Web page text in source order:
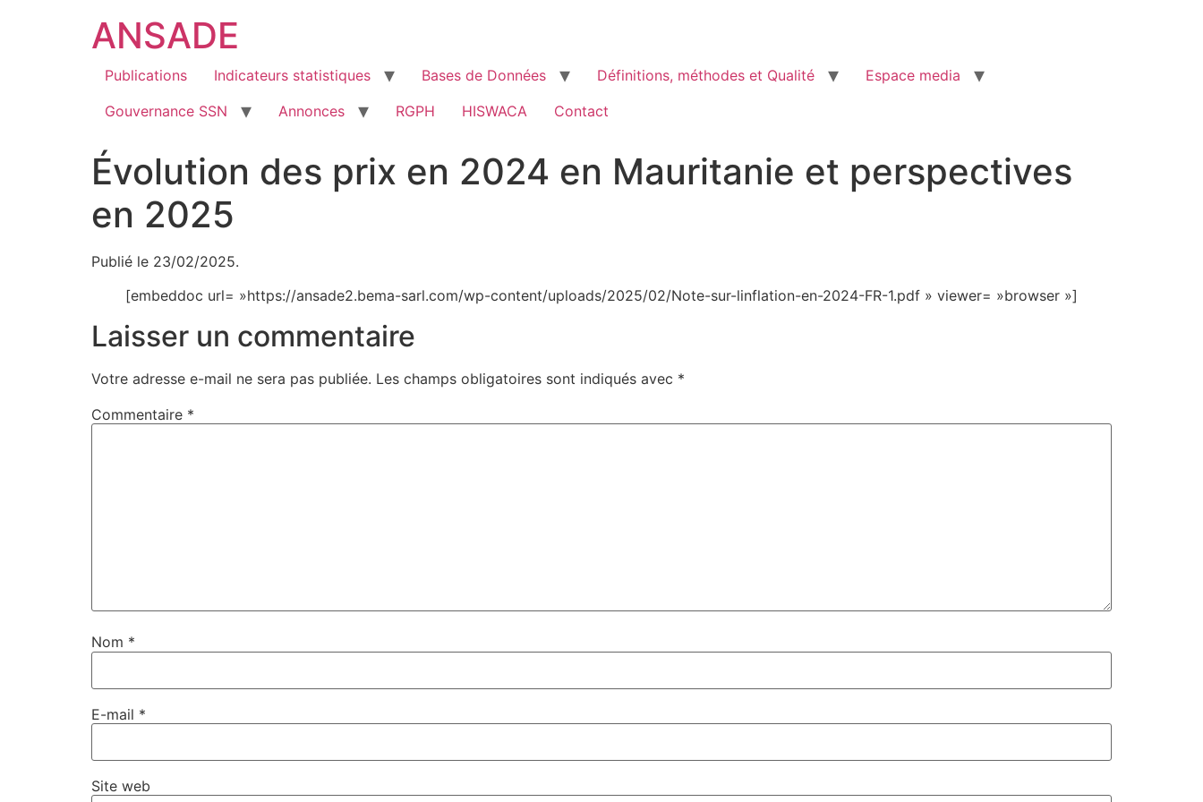
ANSADE
Publications Indicateurs statistiques Bases de Données Définitions, méthodes et Qualité
Espace media
Gouvernance SSN
Annonces RGPH HISWACA Contact
Évolution des prix en 2024 en Mauritanie et perspectives
en 2025
Publié le 23/02/2025.
[embeddoc url= »https://ansade2.bema-sarl.com/wp-content/uploads/2025/02/Note-sur-linflation-en-2024-FR-1.pdf » viewer= »browser »]
Laisser un commentaire
Votre adresse e-mail ne sera pas publiée. Les champs obligatoires sont indiqués avec *
Commentaire *
Nom *
E-mail *
Site web